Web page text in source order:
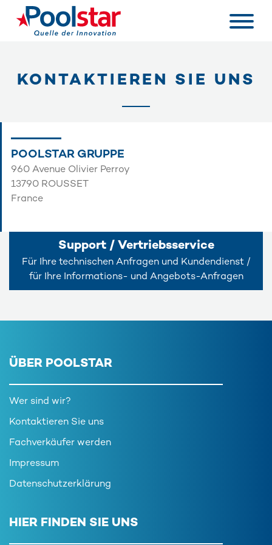
KONTAKTIEREN SIE UNS
POOLSTAR GRUPPE
960 Avenue Olivier Perroy
13790 ROUSSET
France
Support / Vertriebsservice
Für Ihre technischen Anfragen und Kundendienst /
für Ihre Informations- und Angebots-Anfragen
ÜBER POOLSTAR
Wer sind wir?
Kontaktieren Sie uns
Fachverkäufer werden
Impressum
Datenschutzerklärung
HIER FINDEN SIE UNS